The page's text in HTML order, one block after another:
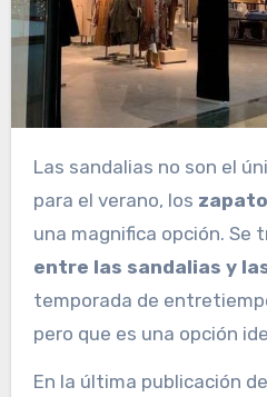
Las sandalias no son el único zapato perfecto
para el verano, los
una magnifica opción. Se
entre las sandalias y
temporada de
pero que es una opción
En la última publicación de